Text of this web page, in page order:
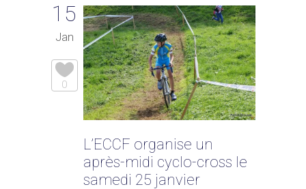
15
Jan
0
L’ECCF organise un
après-midi cyclo-cross le
samedi 25 janvier